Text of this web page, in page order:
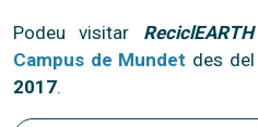
Podeu visitar ReciclEARTH
Campus de Mundet des del
2017.